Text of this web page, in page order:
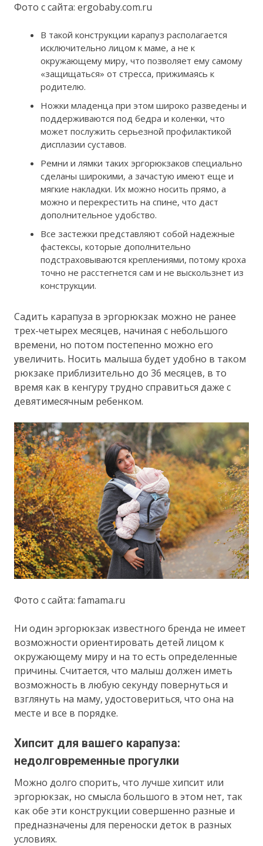
Фото с сайта: ergobaby.com.ru
В такой конструкции карапуз располагается
исключительно лицом к маме, а не к
окружающему миру, что позволяет ему самому
«защищаться» от стресса, прижимаясь к
родителю.
Ножки младенца при этом широко разведены и
поддерживаются под бедра и коленки, что
может послужить серьезной профилактикой
дисплазии суставов.
Ремни и лямки таких эргорюкзаков специально
сделаны широкими, а зачастую имеют еще и
мягкие накладки. Их можно носить прямо, а
можно и перекрестить на спине, что даст
дополнительное удобство.
Все застежки представляют собой надежные
фастексы, которые дополнительно
подстраховываются креплениями, потому кроха
точно не расстегнется сам и не выскользнет из
конструкции.
Садить карапуза в эргорюкзак можно не ранее
трех-четырех месяцев, начиная с небольшого
времени, но потом постепенно можно его
увеличить. Носить малыша будет удобно в таком
рюкзаке приблизительно до 36 месяцев, в то
время как в кенгуру трудно справиться даже с
девятимесячным ребенком.
Фото с сайта: famama.ru
Ни один эргорюкзак известного бренда не имеет
возможности ориентировать детей лицом к
окружающему миру и на то есть определенные
причины. Считается, что малыш должен иметь
возможность в любую секунду повернуться и
взглянуть на маму, удостовериться, что она на
месте и все в порядке.
Хипсит для вашего карапуза:
недолговременные прогулки
Можно долго спорить, что лучше хипсит или
эргорюкзак, но смысла большого в этом нет, так
как обе эти конструкции совершенно разные и
предназначены для переноски деток в разных
условиях.